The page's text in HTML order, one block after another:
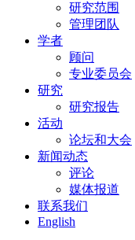
研究范围
管理团队
学者
顾问
专业委员会
研究
研究报告
活动
论坛和大会
新闻动态
评论
媒体报道
联系我们
English